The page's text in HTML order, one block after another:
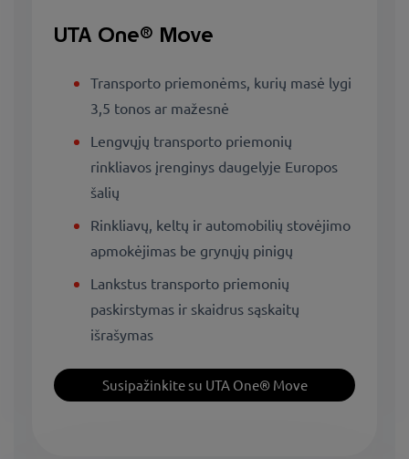
UTA One® Move
Transporto priemonėms, kurių masė lygi
3,5 tonos ar mažesnė
Lengvųjų transporto priemonių
rinkliavos įrenginys daugelyje Europos
šalių
Rinkliavų, keltų ir automobilių stovėjimo
apmokėjimas be grynųjų pinigų
Lankstus transporto priemonių
paskirstymas ir skaidrus sąskaitų
išrašymas
Susipažinkite su UTA One® Move